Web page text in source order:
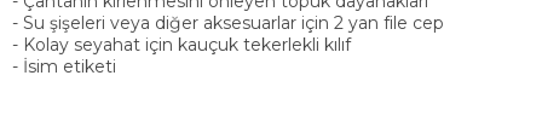
- Su şişeleri veya diğer aksesuarlar için 2 yan file cep
- Kolay seyahat için kauçuk tekerlekli kılıf
- İsim etiketi